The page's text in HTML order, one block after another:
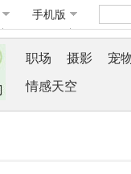
手机版
职场 摄影 宠
情感天空